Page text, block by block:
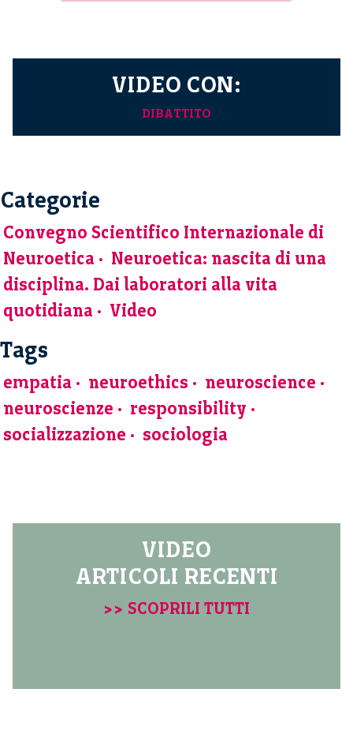
VIDEO CON:
DIBATTITO
Categorie
Convegno Scientifico Internazionale di
Neuroetica
Neuroetica: nascita di una
disciplina. Dai laboratori alla vita
quotidiana
Video
Tags
empatia neuroethics
neuroscience
neuroscienze
responsibility
socializzazione
sociologia
VIDEO
ARTICOLI RECENTI
>> SCOPRILI TUTTI